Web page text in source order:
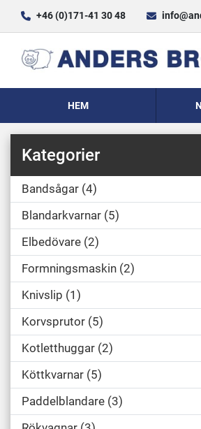
+46 (0)171-41 30 48
HEM
Kategorier
Bandsågar 4
Blandarkvarnar 5
Elbedövare 2
Formningsmaskin 2
Knivslip 1
Korvsprutor 5
Kotletthuggar 2
Köttkvarnar 5
Paddelblandare 3